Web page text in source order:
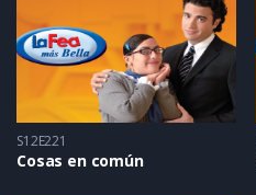
S12E221
Cosas en común